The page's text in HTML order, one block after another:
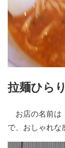
拉麺ひらり
お店の名前は
で、おしゃれな